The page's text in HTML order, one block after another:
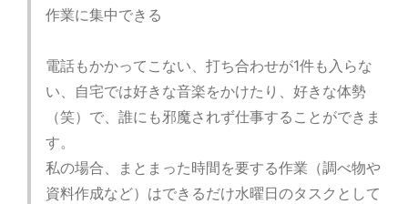
作業に集中できる
電話もかかってこない、打ち合わせが1件も入らな
い、自宅では好きな音楽をかけたり、好きな体勢
（笑）で、誰にも邪魔されず仕事することができま
す。
私の場合、まとまった時間を要する作業（調べ物や
資料作成など）はできるだけ水曜日のタスクとして